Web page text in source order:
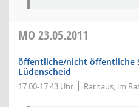
MO 23.05.2011
öffentliche/nicht öffentliche
Lüdenscheid
17:00-17:43 Uhr Rathaus, im